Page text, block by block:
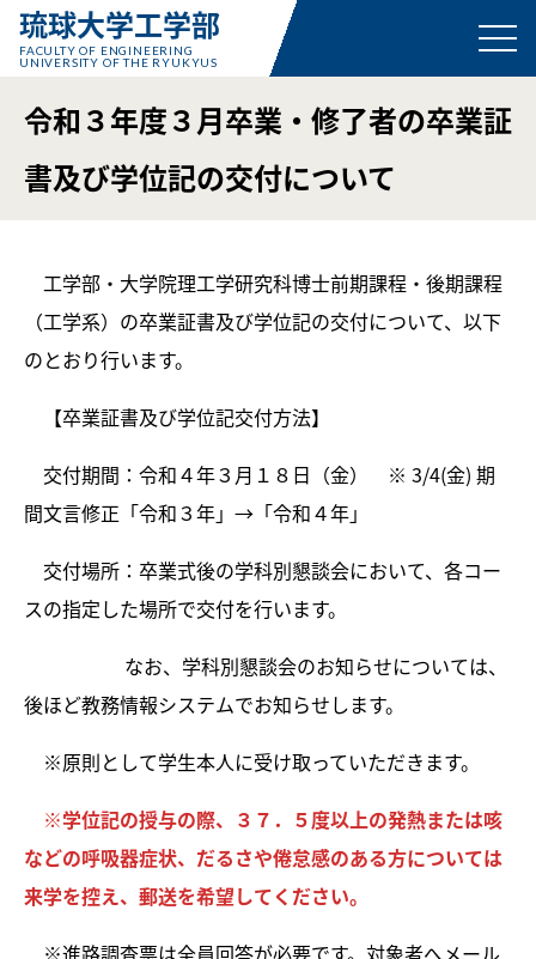
琉球大学工学部
FACULTY OF ENGINEERING
UNIVERSITY OF THE RYUKYUS
令和３年度３月卒業・修了者の卒業証
書及び学位記の交付について
工学部・大学院理工学研究科博士前期課程・後期課程
（工学系）の卒業証書及び学位記の交付について、以下
のとおり行います。
【卒業証書及び学位記交付方法】
交付期間：令和４年３月１８日（金） ※ 3/4(金) 期
間文言修正「令和３年」→「令和４年」
交付場所：卒業式後の学科別懇談会において、各コー
スの指定した場所で交付を行います。
なお、学科別懇談会のお知らせについては、
後ほど教務情報システムでお知らせします。
※原則として学生本人に受け取っていただきます。
※学位記の授与の際、３７．５度以上の発熱または咳
などの呼吸器症状、だるさや倦怠感のある方については
来学を控え、郵送を希望してください。
※進路調査票は全員回答が必要です。対象者へメール